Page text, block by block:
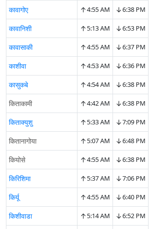
कावागोए ↑4:55 AM ↓6:38 PM
कावानिशी ↑5:13 AM ↓6:53 PM
कावासाकी ↑4:55 AM ↓6:37 PM
काशीवा ↑4:53 AM ↓6:36 PM
कासुकबे ↑4:54 AM ↓6:38 PM
किताकामी ↑4:42 AM ↓6:38 PM
किताक्युशु ↑5:33 AM ↓7:09 PM
कितानागोया ↑5:07 AM ↓6:48 PM
कियोसे ↑4:55 AM ↓6:38 PM
किरिशिमा ↑5:37 AM ↓7:06 PM
किर्यू ↑4:55 AM ↓6:40 PM
किशीवाडा ↑5:14 AM ↓6:52 PM